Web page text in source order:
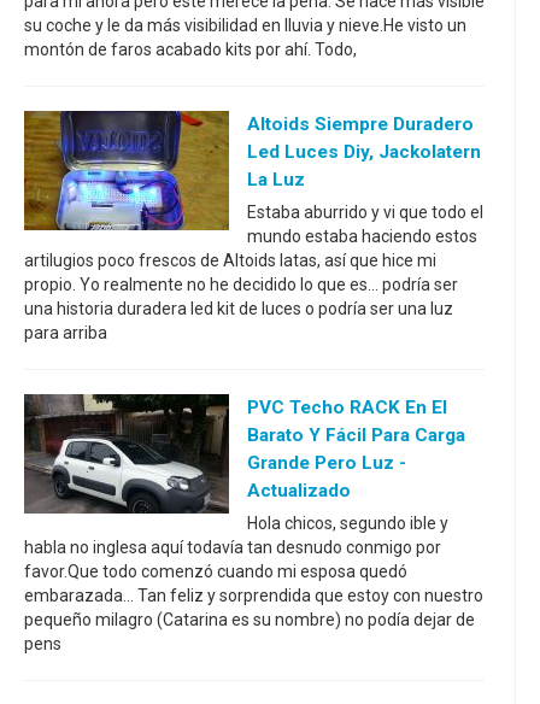
su coche y le da más visibilidad en lluvia y nieve.He visto un
montón de faros acabado kits por ahí. Todo,
Altoids Siempre Duradero
Led Luces Diy, Jackolatern
La Luz
Estaba aburrido y vi que todo el
mundo estaba haciendo estos
artilugios poco frescos de Altoids latas, así que hice mi
propio. Yo realmente no he decidido lo que es... podría ser
una historia duradera led kit de luces o podría ser una luz
para arriba
PVC Techo RACK En El
Barato Y Fácil Para Carga
Grande Pero Luz -
Actualizado
Hola chicos, segundo ible y
habla no inglesa aquí todavía tan desnudo conmigo por
favor.Que todo comenzó cuando mi esposa quedó
embarazada... Tan feliz y sorprendida que estoy con nuestro
pequeño milagro (Catarina es su nombre) no podía dejar de
pens